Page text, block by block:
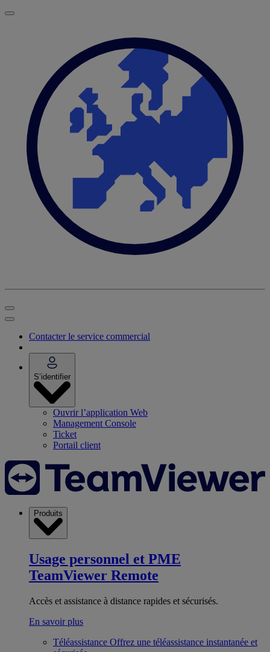
Contacter le service commercial
S’identifier
Ouvrir l’application Web
Management Console
Ticket
Portail client
Produits
Usage personnel et PME
TeamViewer Remote
Accès et assistance à distance rapides et sécurisés.
En savoir plus
Téléassistance Offrez une téléassistance instantanée et